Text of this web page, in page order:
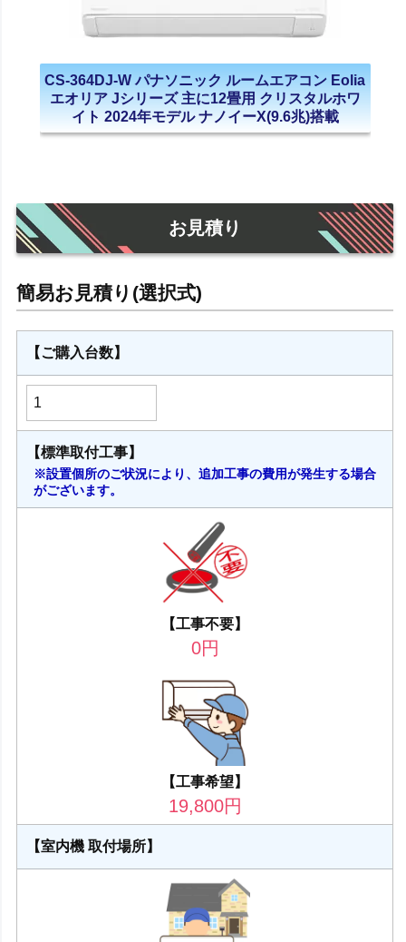
CS-364DJ-W パナソニック ルームエアコン Eolia
エオリア Jシリーズ 主に12畳用 クリスタルホワ
イト 2024年モデル ナノイーX(9.6兆)搭載
お見積り
【ご購入台数】
【標準取付工事】
※設置個所のご状況により、追加工事の費用が発生する場合
がございます。
【工事不要】
0円
【工事希望】
19,800円
【室内機 取付場所】